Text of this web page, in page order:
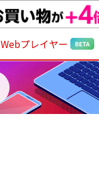
Webプレイヤー